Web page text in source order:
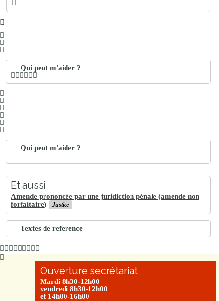
Qui peut m'aider ?
Qui peut m'aider ?
Et aussi
Amende prononcée par une juridiction pénale (amende non
forfaitaire)
Justice
Textes de reference
Ouverture secrétariat
Mardi 8h30-12h00
vendredi 8h30-12h00
et 14h00-16h00